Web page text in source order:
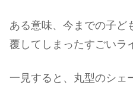
ある意味、今までの子ど
覆してしまったすごいラ
一見すると、丸型のシェ